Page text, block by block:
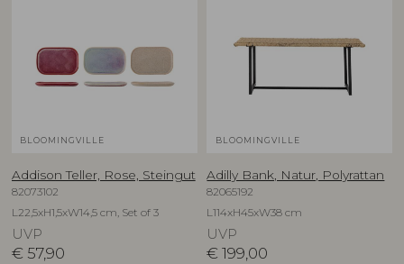
BLOOMINGVILLE
Addison Teller, Rose, Steingut
82073102
L22,5xH1,5xW14,5 cm, Set of 3
UVP
€ 57,90
BLOOMINGVILLE
Adilly Bank, Natur, Polyrattan
82065192
L114xH45xW38 cm
UVP
€ 199,00